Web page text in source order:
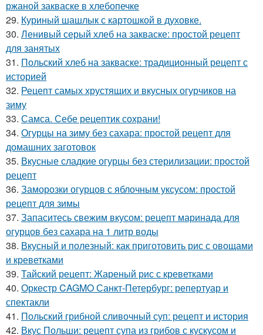
ржаной закваске в хлебопечке
29. Куриный шашлык с картошкой в духовке.
30. Ленивый серый хлеб на закваске: простой рецепт
для занятых
31. Польский хлеб на закваске: традиционный рецепт с
историей
32. Рецепт самых хрустящих и вкусных огурчиков на
зиму
33. Самса. Себе рецептик сохрани!
34. Огурцы на зиму без сахара: простой рецепт для
домашних заготовок
35. Вкусные сладкие огурцы без стерилизации: простой
рецепт
36. Заморозки огурцов с яблочным уксусом: простой
рецепт для зимы
37. Запаситесь свежим вкусом: рецепт маринада для
огурцов без сахара на 1 литр воды
38. Вкусный и полезный: как приготовить рис с овощами
и креветками
39. Тайский рецепт: Жареный рис с креветками
40. Оркестр CAGMO Санкт-Петербург: репертуар и
спектакли
41. Польский грибной сливочный суп: рецепт и история
42. Вкус Польши: рецепт супа из грибов с кускусом и